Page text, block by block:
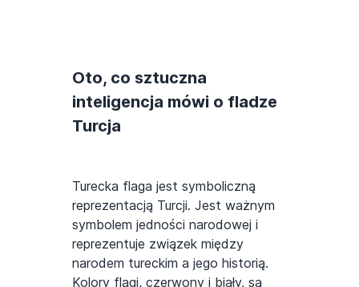
Oto, co sztuczna
inteligencja mówi o fladze
Turcja
Turecka flaga jest symboliczną
reprezentacją Turcji. Jest ważnym
symbolem jedności narodowej i
reprezentuje związek między
narodem tureckim a jego historią.
Kolory flagi, czerwony i biały, są